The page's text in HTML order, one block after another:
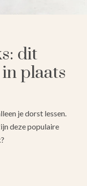
dit
plaats
je dorst lessen.
deze populaire